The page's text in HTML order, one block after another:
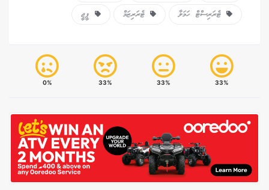
ޓެރަރިސްޓް ހަމަލާ
ޓެރަރިޒަމް ޕީޖީ
33%
33%
33%
0%